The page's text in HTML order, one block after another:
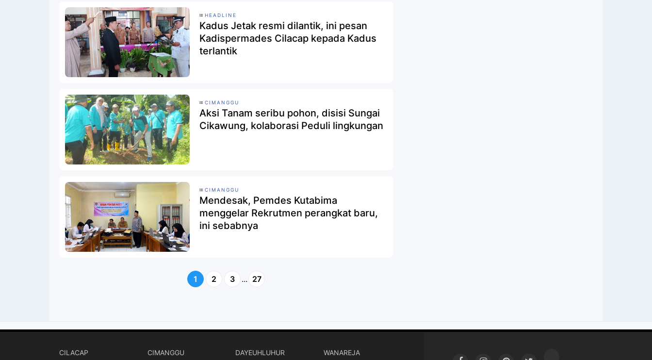
HEADLINE
Kadus Jetak resmi dilantik, ini pesan
Kadispermades Cilacap kepada Kadus
terlantik
CIMANGGU
Aksi Tanam seribu pohon, disisi Sungai
Cikawung, kolaborasi Peduli lingkungan
CIMANGGU
Mendesak, Pemdes Kutabima
menggelar Rekrutmen perangkat baru,
ini sebabnya
1 2 3 ... 27
CILACAP CIMANGGU DAYEUHLUHUR WANAREJA